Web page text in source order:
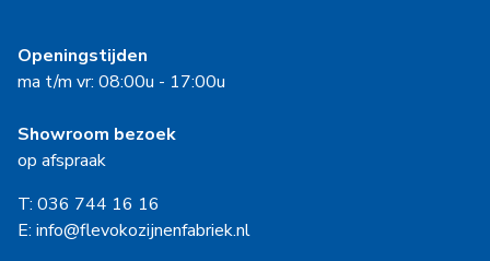
Openingstijden
ma t/m vr: 08:00u - 17:00u
Showroom bezoek
op afspraak
T: 036 744 16 16
E: info@flevokozijnenfabriek.nl